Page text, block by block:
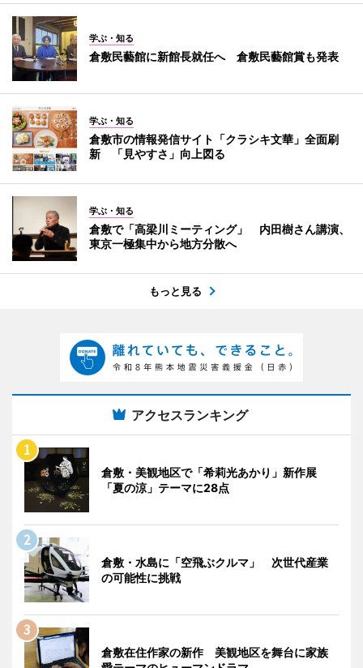
学ぶ・知る
倉敷民藝館に新館長就任へ 倉敷民藝館賞も発表
学ぶ・知る
倉敷市の情報発信サイト「クラシキ文華」全面刷
新 「見やすさ」向上図る
学ぶ・知る
倉敷で「高梁川ミーティング」 内田樹さん講演、
東京一極集中から地方分散へ
もっと見る
アクセスランキング
倉敷・美観地区で「希莉光あかり」新作展
「夏の涼」テーマに28点
倉敷・水島に「空飛ぶクルマ」 次世代産業
の可能性に挑戦
倉敷在住作家の新作 美観地区を舞台に家族